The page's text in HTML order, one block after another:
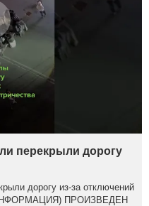
перекрыли дорогу
дорогу из-за отключений
ПРОИЗВЕДЕН